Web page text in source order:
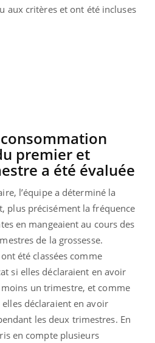
aux critères et ont été incluses
premier et
a été évaluée
l’équipe a déterminé la
plus précisément la fréquence
en mangeaient au cours des
de la grossesse.
été classées comme
si elles déclaraient en avoir
un trimestre, et comme
déclaraient en avoir
les deux trimestres. En
en compte plusieurs